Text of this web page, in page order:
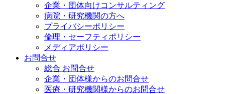
企業・団体向けコンサルティング
病院・研究機関の方へ
プライバシーポリシー
倫理・セーフティポリシー
メディアポリシー
お問合せ
総合 お問合せ
企業・団体様からのお問合せ
医療・研究機関様からのお問合せ